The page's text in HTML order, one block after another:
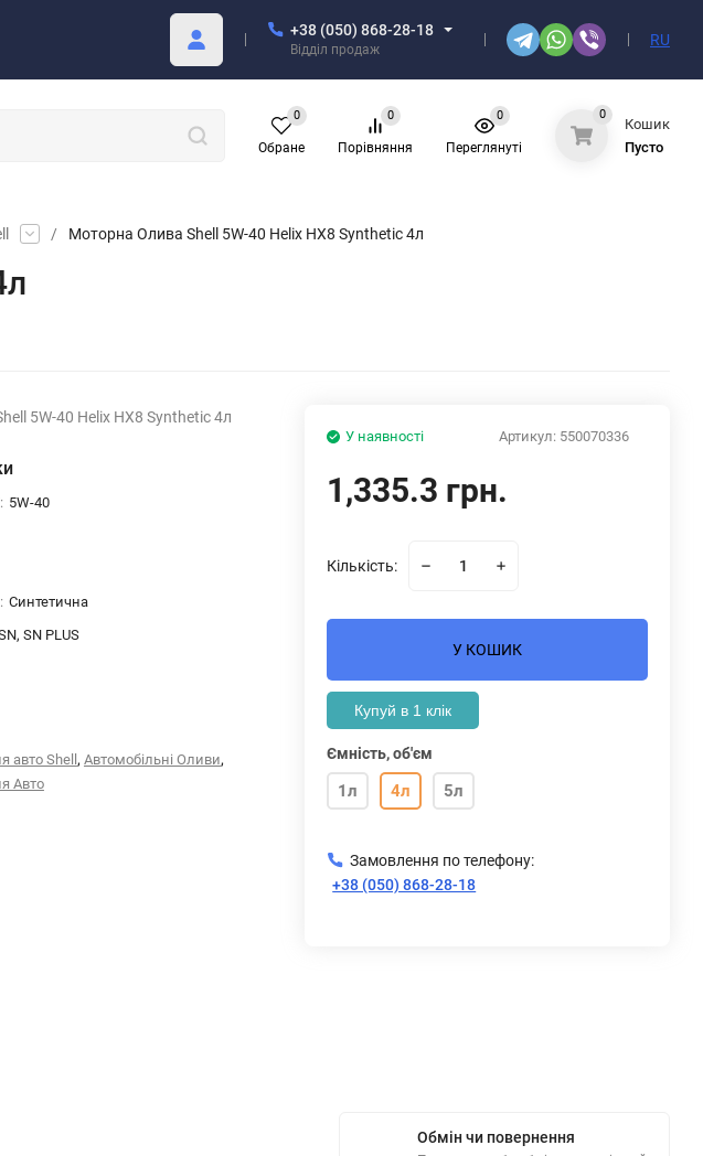
+38 (050) 868-28-18
Відділ продаж
RU
Обране
0
Порівняння
0
Переглянуті
0 0
Кошик
Пусто
/ Моторна Олива Shell 5W-40 Helix HX8 Synthetic 4л
5W-40 Helix HX8 Synthetic 4л
5W-40
Синтетична
SN PLUS
авто Shell , Автомобільні Оливи,
Авто
Артикул: 550070336
У наявності
1,335.3 грн.
Кількість:
У КОШИК
Купуй в 1 клік
Ємність, об'єм
1л 4л 5л
Замовлення по телефону:
+38 (050) 868-28-18
Обмін чи повернення